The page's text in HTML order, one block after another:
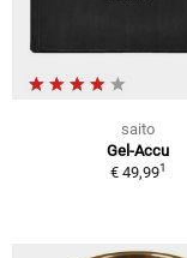
saito
Gel-Accu
€ 49,991